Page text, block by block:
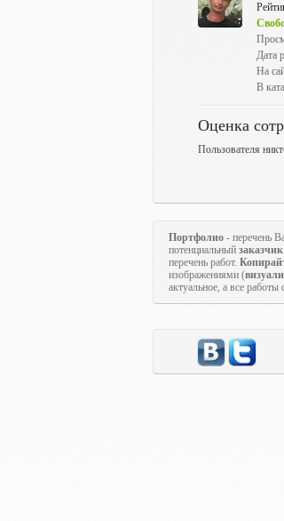
Дата
На
В
Оценка
Пользователя
Портфолио - перечень
потенциальный заказчик
перечень работ.
изображениями (
актуальное, а все работы